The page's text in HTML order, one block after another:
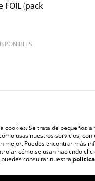
FOIL (pack
Contáctanos
cookies. Se trata de pequeños
usas nuestros servicios, con
mejor. Puedes encontrar más
cómo se usan haciendo
consultar nuestra política